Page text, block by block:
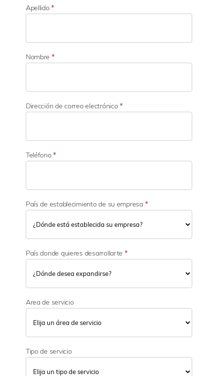
e
c
d
e
i
v
a
d
Apellido*
Nombre *
Dirección de correo electrónico*
Teléfono*
País de establecimiento de su empresa *
País donde quieres desarrollarte *
Area de servicio
Tipo de servicio